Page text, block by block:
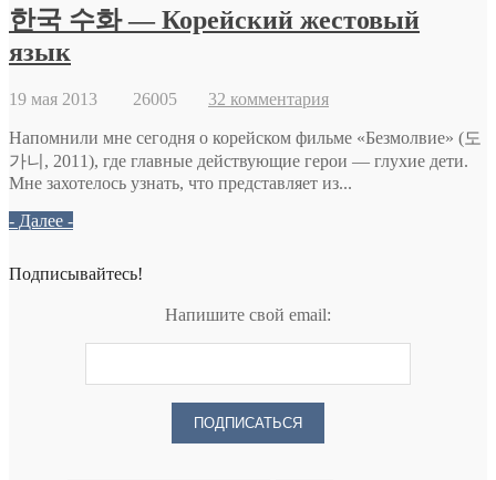
한국 수화 — Корейский жестовый
язык
19 мая 2013 26005 32 комментария
Напомнили мне сегодня о корейском фильме «Безмолвие» (도
가니, 2011), где главные действующие герои — глухие дети.
Мне захотелось узнать, что представляет из...
- Далее -
Подписывайтесь!
Напишите свой email: